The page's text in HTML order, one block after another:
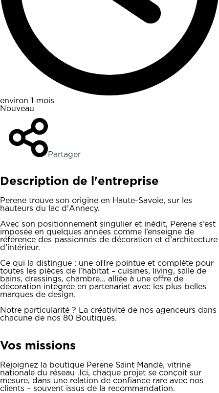
environ 1 mois
Nouveau
Partager
Description de l'entreprise
Perene trouve son origine en Haute-Savoie, sur les
hauteurs du lac d'Annecy.
Avec son positionnement singulier et inédit, Perene s’est
imposée en quelques années comme l’enseigne de
référence des passionnés de décoration et d’architecture
d’intérieur.
Ce qui la distingue : une offre pointue et complète pour
toutes les pièces de l’habitat – cuisines, living, salle de
bains, dressings, chambre… alliée à une offre de
décoration intégrée en partenariat avec les plus belles
marques de design.
Notre particularité ? La créativité de nos agenceurs dans
chacune de nos 80 Boutiques.
Vos missions
Rejoignez la boutique Perene Saint Mandé, vitrine
nationale du réseau .Ici, chaque projet se conçoit sur
mesure, dans une relation de confiance rare avec nos
clients – souvent issus de la recommandation.